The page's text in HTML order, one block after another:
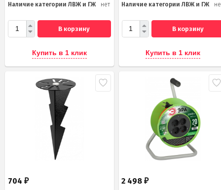
Наличие категории ЛВЖ и ГЖ
нет
В корзину
Купить в 1 клик
Наличие категории ЛВЖ и ГЖ
В корзину
Купить в 1 клик
704 ₽ 2 498₽